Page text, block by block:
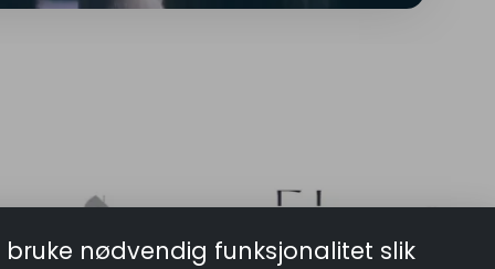
nødvendig funksjonalitet slik